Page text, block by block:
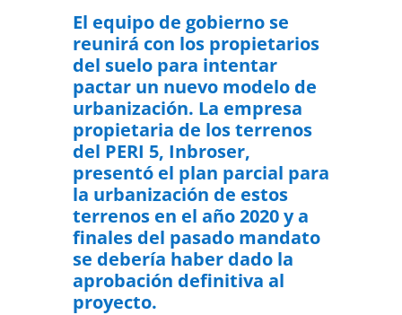
El equipo de gobierno se
reunirá con los propietarios
del suelo para intentar
pactar un nuevo modelo de
urbanización. La empresa
propietaria de los terrenos
del PERI 5, Inbroser,
presentó el plan parcial para
la urbanización de estos
terrenos en el año 2020 y a
finales del pasado mandato
se debería haber dado la
aprobación definitiva al
proyecto.